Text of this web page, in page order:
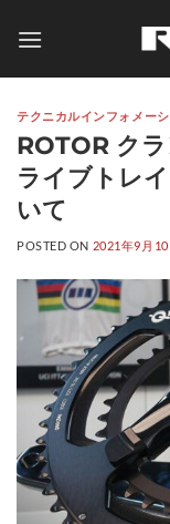
テクニカルインフォメー
ROTOR ク
ライブトレ
いて
POSTED ON 2021年9月10